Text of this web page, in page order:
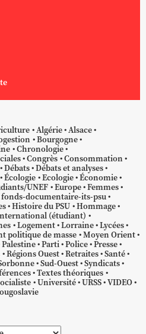
Algérie Alsace
Bourgogne
Chronologie
Congrès Consommation
Débats Débats et analyses
Écologie Ecologie Économie
UNEF Europe Femmes
fonds-documentaire-its-psu
Histoire du PSU Hommage
(étudiant)
Logement Lorraine Lycées
politique de masse Moyen Orient
Palestine Parti Police Presse
Régions Ouest Retraites Santé
Sud-Ouest Syndicats
Textes théoriques
Université URSS VIDEO